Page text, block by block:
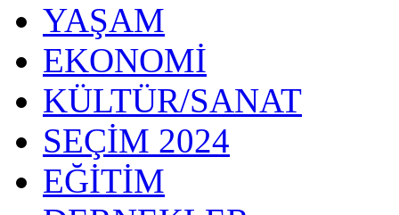
YAŞAM
EKONOMİ
KÜLTÜR/SANAT
SEÇİM 2024
EĞİTİM